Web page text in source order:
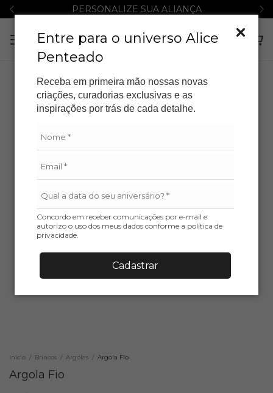
Entre para o universo Alice
Penteado
Receba em primeira mão nossas novas
criações, curadorias exclusivas e as
inspirações por trás de cada detalhe.
Concordo em receber comunicações por e-mail e
autorizo o uso dos meus dados conforme a política de
privacidade.
Cadastrar
PERSONALIZE SUA ALIANÇA
ESGOTADO
Início / Brincos / Argolas / Argola Fio
Argola Fio